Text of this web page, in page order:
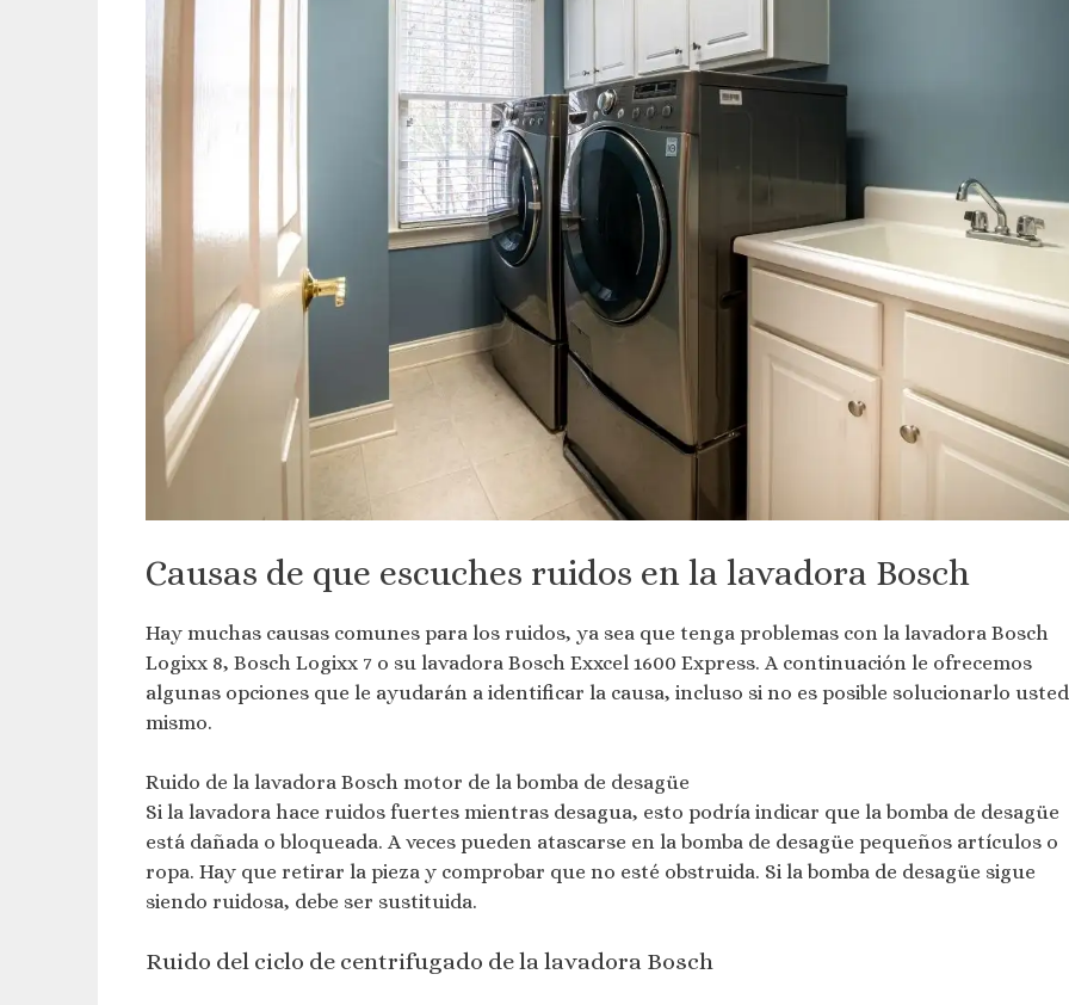
Causas de que escuches ruidos en la lavadora Bosch
Hay muchas causas comunes para los ruidos, ya sea que tenga problemas con la lavadora Bosch
Logixx 8, Bosch Logixx 7 o su lavadora Bosch Exxcel 1600 Express. A continuación le ofrecemos
algunas opciones que le ayudarán a identificar la causa, incluso si no es posible solucionarlo usted
mismo.
Ruido de la lavadora Bosch motor de la bomba de desagüe
Si la lavadora hace ruidos fuertes mientras desagua, esto podría indicar que la bomba de desagüe
está dañada o bloqueada. A veces pueden atascarse en la bomba de desagüe pequeños artículos o
ropa. Hay que retirar la pieza y comprobar que no esté obstruida. Si la bomba de desagüe sigue
siendo ruidosa, debe ser sustituida.
Ruido del ciclo de centrifugado de la lavadora Bosch